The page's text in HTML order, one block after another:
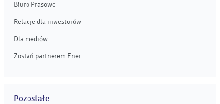
Biuro Prasowe
Relacje dla inwestorów
Dla mediów
Zostań partnerem Enei
Pozostałe